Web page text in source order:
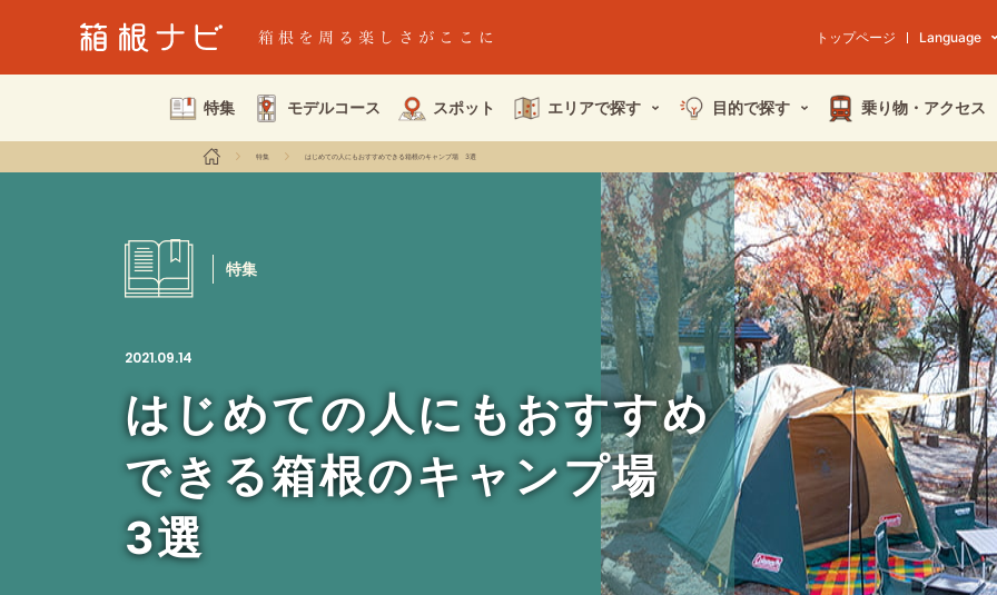
トップページ Language
特集 モデルコース スポット エリアで探す 目的で探す 乗り物・ アクセス
特集 はじめての人にもおすすめできる箱根のキャンプ場 3選
特集
2021.09.14
はじめての人にもおすすめ
できる箱根のキャンプ場
3選